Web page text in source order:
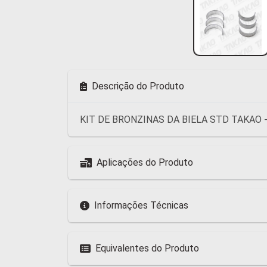
Descrição do Produto
KIT DE BRONZINAS DA BIELA STD TAKAO
Aplicações do Produto
Informações Técnicas
Equivalentes do Produto